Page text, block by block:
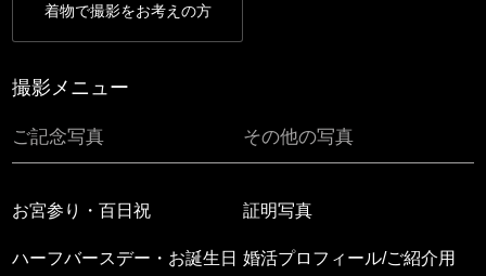
着物で撮影をお考えの方
撮影メニュー
ご記念写真
お宮参り・百日祝
ハーフバースデー・お誕生日
その他の写真
証明写真
婚活プロフィール/ご紹介用